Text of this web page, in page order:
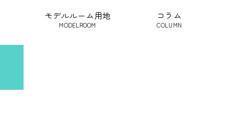
モデルルーム用地
MODELROOM
コラム
COLUMN